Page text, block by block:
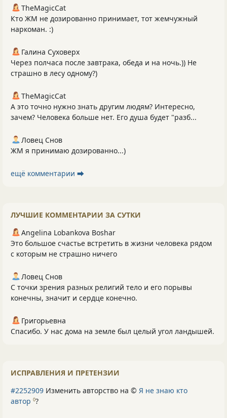
TheMagicCat
Кто ЖМ не дозированно принимает, тот жемчужный
наркоман. :)
Галина Суховерх
Через полчаса после завтрака, обеда и на ночь.)) Не
страшно в лесу одному?)
TheMagicCat
А это точно нужно знать другим людям? Интересно,
зачем? Человека больше нет. Его душа будет "разб...
Ловец Снов
ЖМ я принимаю дозированно...)
ещё комментарии ⮕
ЛУЧШИЕ КОММЕНТАРИИ ЗА СУТКИ
Angelina Lobankova Boshar
Это большое счастье встретить в жизни человека рядом
с которым не страшно ничего
Ловец Снов
С точки зрения разных религий тело и его порывы
конечны, значит и сердце конечно.
Григорьевна
Спасибо. У нас дома на земле был целый угол ландышей.
ИСПРАВЛЕНИЯ И ПРЕТЕНЗИИ
#2252909 Изменить авторство на © Я не знаю кто
автор 0?